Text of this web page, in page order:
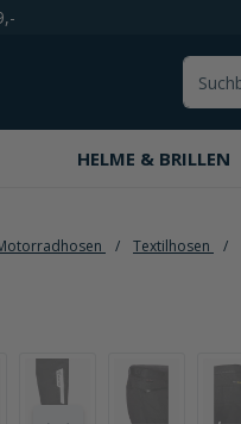
HELME & BRILLEN
Textilhosen